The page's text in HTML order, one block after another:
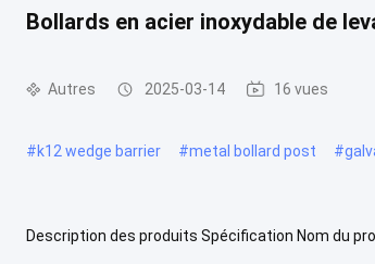
Bollards en acier inoxydable de
Autres 2025-03-14 16 vues
#k12 wedge barrier #metal bollard post #
Description des produits Spécification Nom du